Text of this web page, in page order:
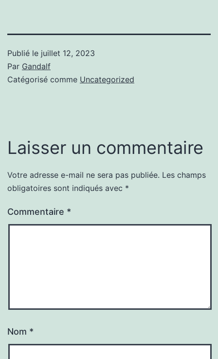
Publié le juillet 12, 2023
Par Gandalf
Catégorisé comme Uncategorized
Laisser un commentaire
Votre adresse e-mail ne sera pas publiée. Les champs
obligatoires sont indiqués avec *
Commentaire *
Nom *